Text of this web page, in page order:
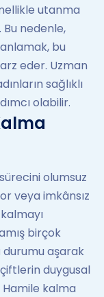
utanma
nedenle,
bu
eder. Uzman
sağlıklı
olabilir.
olumsuz
veya imkânsız
birçok
durumu aşarak
duygusal
Hamile kalma